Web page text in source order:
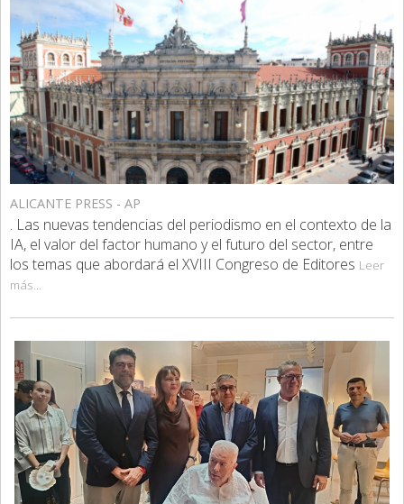
ALICANTE PRESS - AP
. Las nuevas tendencias del periodismo en el contexto de la
IA, el valor del factor humano y el futuro del sector, entre
los temas que abordará el XVIII Congreso de Editores Leer
más...